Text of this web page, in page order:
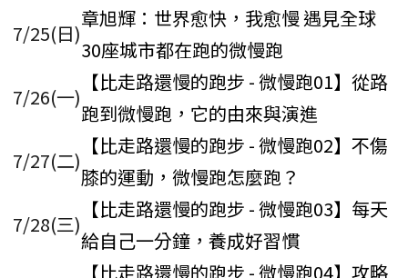
7/25(日)
章旭輝：世界愈快，我愈慢 遇見全球
30座城市都在跑的微慢跑
7/26(一)
【比走路還慢的跑步 - 微慢跑01】從路
跑到微慢跑，它的由來與演進
7/27(二)
【比走路還慢的跑步 - 微慢跑02】不傷
膝的運動，微慢跑怎麼跑？
7/28(三)
【比走路還慢的跑步 - 微慢跑03】每天
給自己一分鐘，養成好習慣
【比走路還慢的跑步 - 微慢跑04】攻略